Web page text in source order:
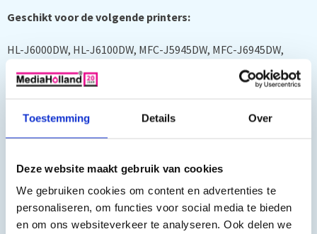
Toestemming Details Over
Deze website maakt gebruik van cookies
We gebruiken cookies om content en advertenties te
personaliseren, om functies voor social media te bieden
en om ons websiteverkeer te analyseren. Ook delen we
Geschikt voor de volgende printers:
HL-J6000DW, HL-J6100DW, MFC-J5945DW, MFC-J6945DW,
serie LC-3239 XXL haalt u de beste kwaliteit in huis. Zeer
voordelig printen, printen hoeft helemaal niet duur te zijn.
Onze MediaHolland Huismerk Inktcartridges zijn voorzien van
de beste inkt. De inkt voldoet aan alle belangrijke ISO-